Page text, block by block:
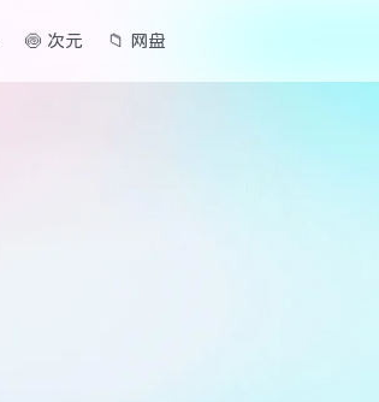
🍥 次元 📁 网盘